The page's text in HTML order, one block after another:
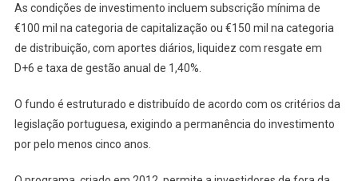
As condições de investimento incluem subscrição mínima de
€100 mil na categoria de capitalização ou €150 mil na categoria
de distribuição, com aportes diários, liquidez com resgate em
D+6 e taxa de gestão anual de 1,40%.
O fundo é estruturado e distribuído de acordo com os critérios da
legislação portuguesa, exigindo a permanência do investimento
por pelo menos cinco anos.